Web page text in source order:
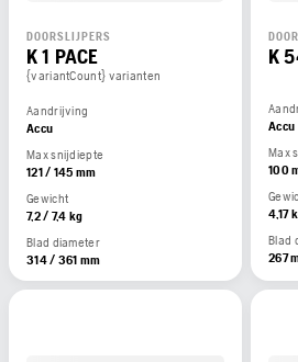
DOORSLIJPERS
K 1 PACE
{variantCount} varianten
Aandrijving
Accu
Max snijdiepte
121 / 145 mm
Gewicht
7,2 / 7,4 kg
Blad diameter
314 / 361 mm
K
Accu
Max
100
4,17
Blad
267